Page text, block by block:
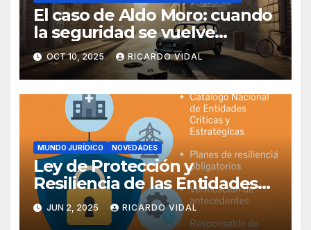
El caso de Aldo Moro: cuando
la seguridad se vuelve
imposible
OCT 10, 2025 RICARDO VIDAL
MUNDO JURÍDICO NOVEDADES
Ley de Protección y
Resiliencia de las Entidades
Críticas
JUN 2, 2025 RICARDO VIDAL